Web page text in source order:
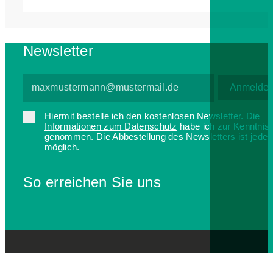
Newsletter
Hiermit bestelle ich den kostenlosen Newsletter. Die
Informationen zum Datenschutz habe ich zur Kenntnis
genommen. Die Abbestellung des Newsletters ist
möglich.
So erreichen Sie uns